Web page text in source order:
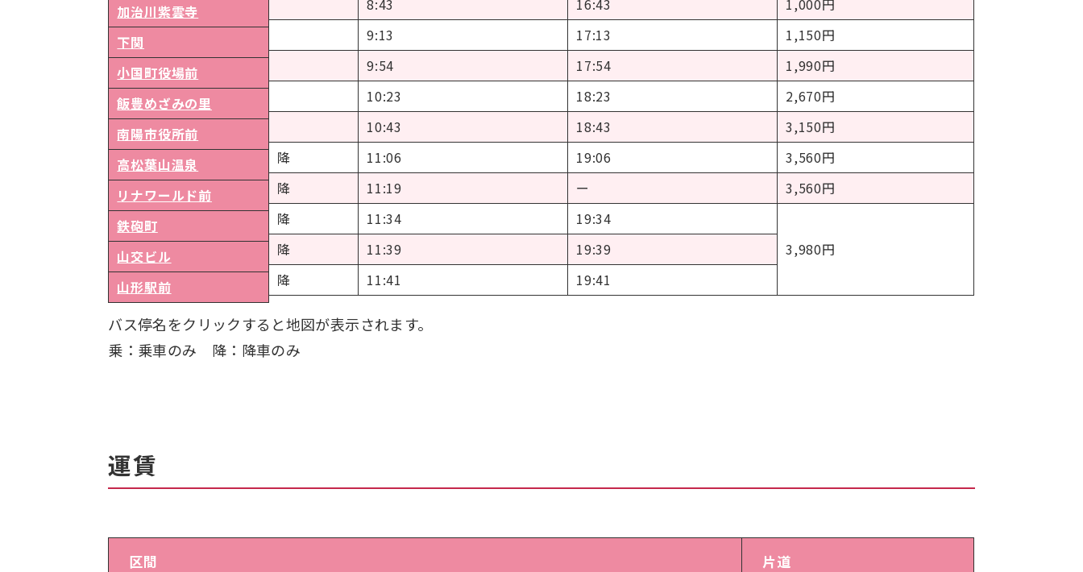
加治川紫雲寺
下関
小国町役場前
飯豊めざみの里
南陽市役所前
高松葉山温泉
リナワールド前
鉄砲町
山交ビル
山形駅前
8:43
16:43
1,000円
9:13
17:13
1,150円
9:54
17:54
1,990円
10:23
18:23
2,670円
10:43
18:43
3,150円
降
11:06 19:06
3,560円
降
11:19 ー
3,560円
降
11:34
19:34
3,980円
降 11:39
19:39
降
11:41 19:41
バス停名をクリックすると地図が表示されます。
乗：乗車のみ 降：降車のみ
運賃
区間 片道